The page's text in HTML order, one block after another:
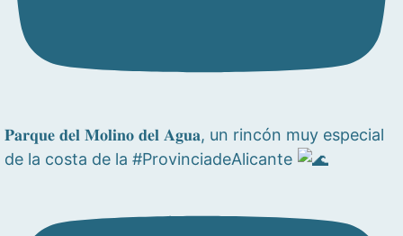
𝐏𝐚𝐫𝐪𝐮𝐞 𝐝𝐞𝐥 𝐌𝐨𝐥𝐢𝐧𝐨 𝐝𝐞𝐥 𝐀𝐠𝐮𝐚, un rincón muy especial
de la costa de la #ProvinciadeAlicante